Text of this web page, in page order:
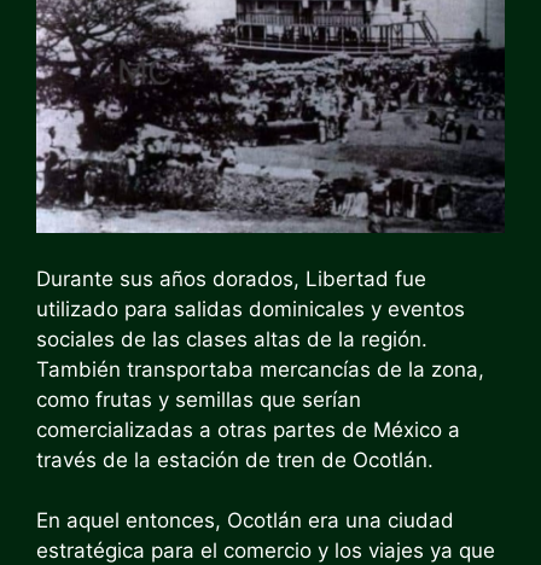
Durante sus años dorados, Libertad fue
utilizado para salidas dominicales y eventos
sociales de las clases altas de la región.
También transportaba mercancías de la zona,
como frutas y semillas que serían
comercializadas a otras partes de México a
través de la estación de tren de Ocotlán.
En aquel entonces, Ocotlán era una ciudad
estratégica para el comercio y los viajes ya que